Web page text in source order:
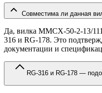
Совместима ли данная
Да, вилка MMCX-50-2-13/
316 и RG-178. Это
документации и